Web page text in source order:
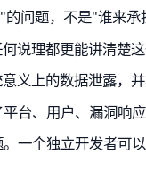
问题，不是"谁来
说理都更能讲清楚
义上的数据泄露，
台、用户、漏洞响
一个独立开发者